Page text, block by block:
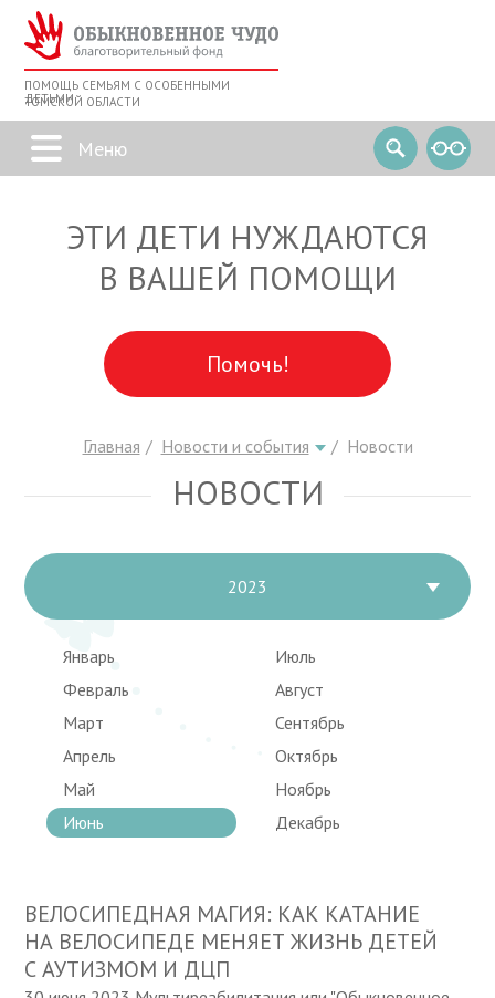
ПОМОЩЬ СЕМЬЯМ С ОСОБЕННЫМИ
ДЕТЬМИ
ТОМСКОЙ ОБЛАСТИ
ЭТИ ДЕТИ НУЖДАЮТСЯ
В ВАШЕЙ ПОМОЩИ
Помочь!
Главная Новости и события Новости
НОВОСТИ
2023
Январь
Февраль
Март
Апрель
Май
Июнь
Июль
Август
Сентябрь
Октябрь
Ноябрь
Декабрь
ВЕЛОСИПЕДНАЯ МАГИЯ: КАК КАТАНИЕ
НА ВЕЛОСИПЕДЕ МЕНЯЕТ ЖИЗНЬ ДЕТЕЙ
С АУТИЗМОМ И ДЦП